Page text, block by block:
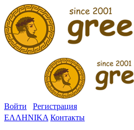
Войти
Регистрация
ΕΛΛΗΝΙΚΑ Контакты